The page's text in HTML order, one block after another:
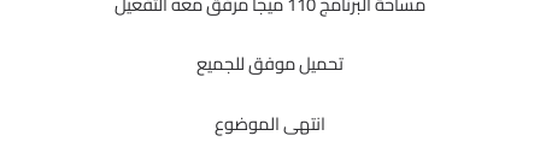
تحميل موفق للجميع
انتهى الموضوع